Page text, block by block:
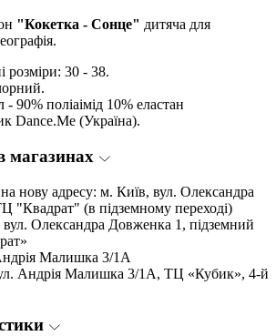
"Кокетка - Сонце" дитяча для
розміри: 30 - 38.
- 90% поліаімід 10% еластан
Dance.Me (Україна).
магазинах
нову адресу: м. Київ, вул. Олександра
"Квадрат" (в підземному переході)
Олександра Довженка 1, підземний
Малишка 3/1А
Андрія Малишка 3/1А, ТЦ «Кубик», 4-й